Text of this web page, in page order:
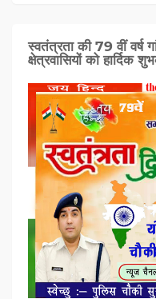
स्वतंत्रता की 79 वीं वर्ष
क्षेत्रवासियों को हार्दिक